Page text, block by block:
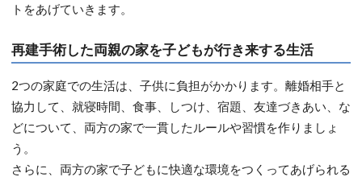
トをあげていきます。
再建手術した両親の家を子どもが行き来する生活
2つの家庭での生活は、子供に負担がかかります。離婚相手と
協力して、就寝時間、食事、しつけ、宿題、友達づきあい、な
どについて、両方の家で一貫したルールや習慣を作りましょ
う。
さらに、両方の家で子どもに快適な環境をつくってあげられる